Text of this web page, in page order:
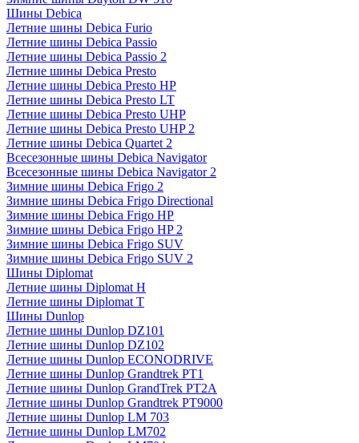
Шины Debica
Летние шины Debica Furio
Летние шины Debica Passio
Летние шины Debica Passio 2
Летние шины Debica Presto
Летние шины Debica Presto HP
Летние шины Debica Presto LT
Летние шины Debica Presto UHP
Летние шины Debica Presto UHP 2
Летние шины Debica Quartet 2
Всесезонные шины Debica Navigator
Всесезонные шины Debica Navigator 2
Зимние шины Debica Frigo 2
Зимние шины Debica Frigo Directional
Зимние шины Debica Frigo HP
Зимние шины Debica Frigo HP 2
Зимние шины Debica Frigo SUV
Зимние шины Debica Frigo SUV 2
Шины Diplomat
Летние шины Diplomat H
Летние шины Diplomat T
Шины Dunlop
Летние шины Dunlop DZ101
Летние шины Dunlop DZ102
Летние шины Dunlop ECONODRIVE
Летние шины Dunlop Grandtrek PT1
Летние шины Dunlop GrandTrek PT2A
Летние шины Dunlop Grandtrek PT9000
Летние шины Dunlop LM 703
Летние шины Dunlop LM702